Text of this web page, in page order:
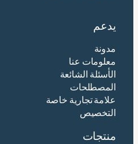
يدعم
مدونة
معلومات عنا
الأسئلة الشائعة
المصطلحات
علامة تجارية خاصة
التخصيص
منتجات